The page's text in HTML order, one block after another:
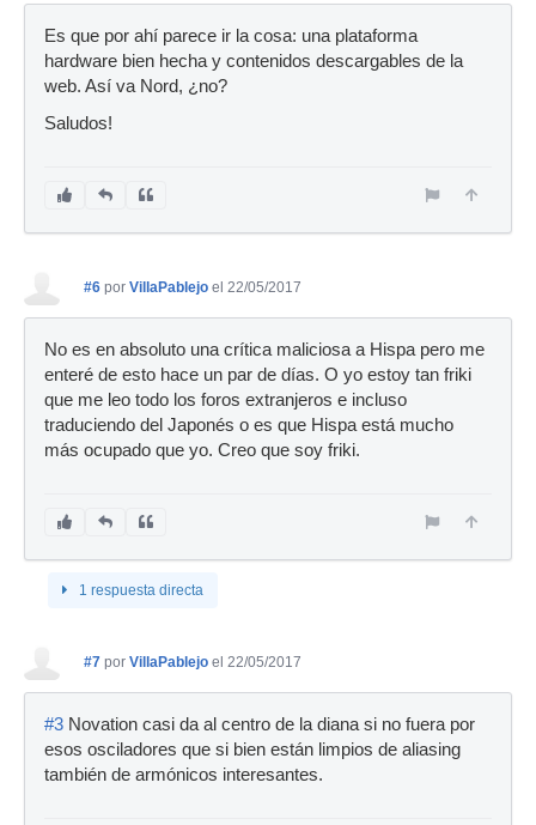
Es que por ahí parece ir la cosa: una plataforma
hardware bien hecha y contenidos descargables de la
web. Así va Nord, ¿no?
Saludos!
#6 por VillaPablejo el 22/05/2017
No es en absoluto una crítica maliciosa a Hispa pero me
enteré de esto hace un par de días. O yo estoy tan friki
que me leo todo los foros extranjeros e incluso
traduciendo del Japonés o es que Hispa está mucho
más ocupado que yo. Creo que soy friki.
1 respuesta directa
#7 por VillaPablejo el 22/05/2017
#3 Novation casi da al centro de la diana si no fuera por
esos osciladores que si bien están limpios de aliasing
también de armónicos interesantes.